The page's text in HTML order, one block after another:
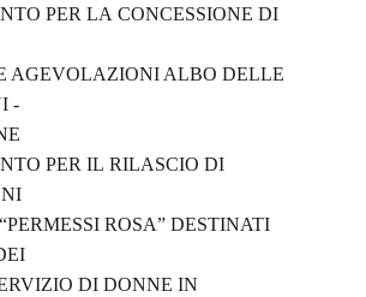
PER LA CONCESSIONE DI
AGEVOLAZIONI ALBO DELLE
-
PER IL RILASCIO DI
ROSA” DESTINATI
DI DONNE IN